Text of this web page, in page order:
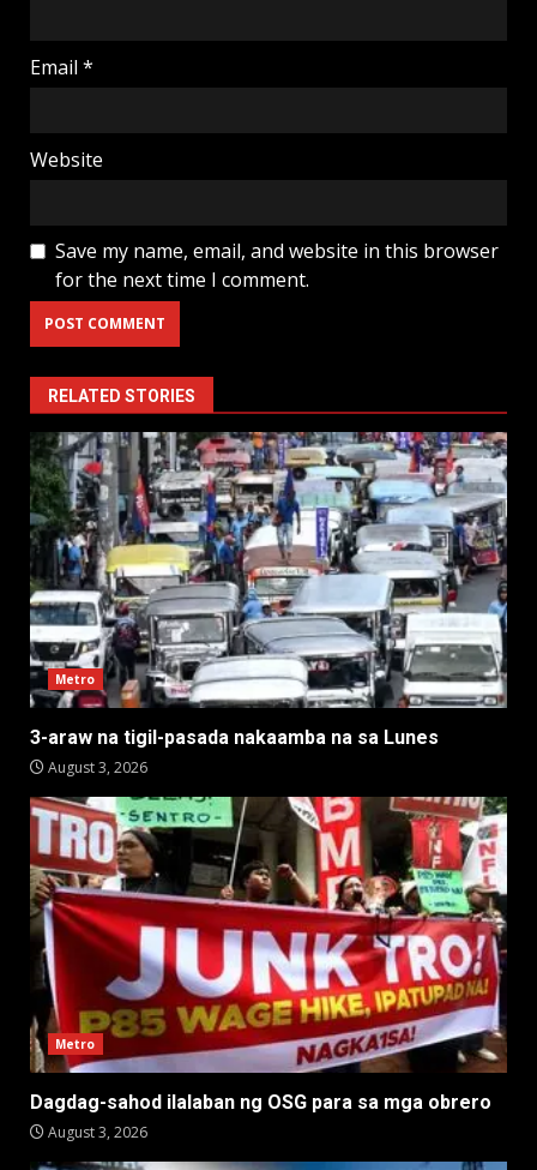
Email *
Website
Save my name, email, and website in this browser
for the next time I comment.
RELATED STORIES
Metro
3-araw na tigil-pasada nakaamba na sa Lunes
August 3, 2026
Metro
Dagdag-sahod ilalaban ng OSG para sa mga obrero
August 3, 2026